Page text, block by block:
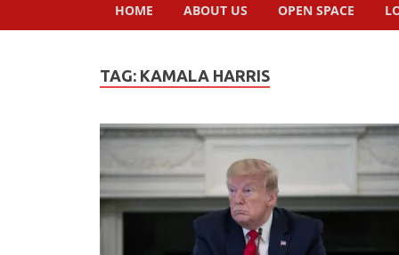
HOME ABOUT US OPEN SPACE
TAG: KAMALA HARRIS